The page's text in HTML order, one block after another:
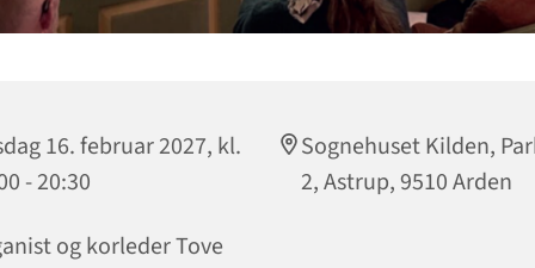
16. februar 2027, kl.
- 20:30
Sognehuset Kilden,
2, Astrup, 9510 Arden
og korleder Tove